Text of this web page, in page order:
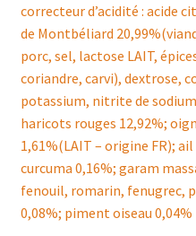
correcteur d’acidité : acide
de Montbéliard
porc, sel, lactose LAIT,
coriandre, carvi), dextrose,
potassium, nitrite de
haricots rouges 12,92%;
1,61%(LAIT – origine FR);
curcuma 0,16%; garam
fenouil, romarin, fenugrec,
0,08%; piment oiseau 0,04%